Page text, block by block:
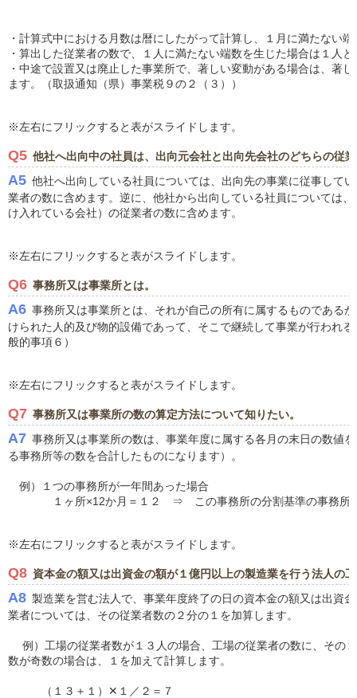
・計算式中における月数は暦にしたがって計算し、１月に満たない
・算出した従業者の数で、１人に満たない端数を生じた場合は１人
・中途で設置又は廃止した事業所で、著しい変動がある場合は、著
ます。（取扱通知（県）事業税９の２（３））
※左右にフリックすると表がスライドします。
Q5 他社へ出向中の社員は、出向元会社と出向先会社のどちらの従
A5 他社へ出向している社員については、出向先の事業に従事して
業者の数に含めます。逆に、他社から出向している社員については
け入れている会社）の従業者の数に含めます。
※左右にフリックすると表がスライドします。
Q6 事務所又は事業所とは。
A6 事務所又は事業所とは、それが自己の所有に属するものである
けられた人的及び物的設備であって、そこで継続して事業が行われ
般的事項６）
※左右にフリックすると表がスライドします。
Q7 事務所又は事業所の数の算定方法について知りたい。
A7 事務所又は事業所の数は、事業年度に属する各月の末日の数値
る事務所等の数を合計したものになります）。
例）１つの事務所が一年間あった場合
１ヶ所×12か月＝１２ ⇒ この事務所の分割基準の事務所等
※左右にフリックすると表がスライドします。
Q8 資本金の額又は出資金の額が１億円以上の製造業を行う法人の
A8 製造業を営む法人で、事業年度終了の日の資本金の額又は出資
業者については、その従業者数の２分の１を加算します。
例）工場の従業者数が１３人の場合、工場の従業者の数に、その
数が奇数の場合は、１を加えて計算します。
（１３＋１）✕１／２＝７